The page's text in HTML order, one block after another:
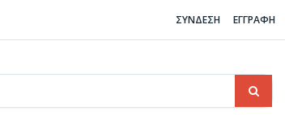
ΣΥΝΔΕΣΗ ΕΓΓΡΑΦΗ